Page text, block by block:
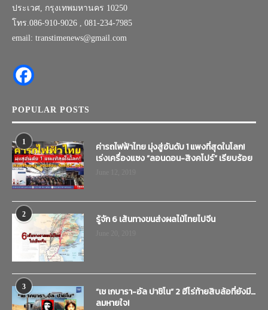
ประเวศ, กรุงเทพมหานคร 10250
โทร.086-910-9026 , 081-234-7985
email: transtimenews@gmail.com
POPULAR POSTS
1
ค่ารถไฟฟ้าไทย มุ่งสู่อันดับ 1 แพงที่สุดในโลก!
เร่งเครื่องแซง “ลอนดอน-สิงคโปร์” เรียบร้อย
2 รู้จัก 6 เส้นทางขนส่งผลไม้ไทยไปจีน
3
“เช เกบารา-อัล ปาชิโน” 2 ฮีโร่ท้ายสิบล้อที่ยังมี…
ลมหายใจ!